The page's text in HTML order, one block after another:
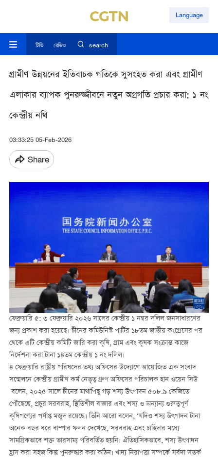
Language
টিভি রেডিও search
গ্রামীণ উন্নয়নের ইতিবাচক গতিকে সুসংহত করা এবং গ্রামীণ
এলাকার ব্যাপক পুনরুজ্জীবনে নতুন অগ্রগতি প্রচার করা: ১ নং
কেন্দ্রীয় নথি
03:33:25 05-Feb-2026
Share
ফেব্রুয়ারি ৫: ৩ ফেব্রুয়ারি ২০২৬ সালের কেন্দ্রীয় ১ নম্বর দলিল জনসাধারণের
জন্য প্রকাশ করা হয়েছে। চীনের কমিউনিস্ট পার্টির ১৮তম জাতীয় কংগ্রেসের পর
থেকে এটি কেন্দ্রীয় কমিটি জারি করা কৃষি, গ্রাম এবং কৃষক সংক্রান্ত কাজে
নির্দেশনা করা টানা ১৪তম কেন্দ্রীয় ১ নং দলিল।
৪ ফেব্রুয়ারি রাষ্ট্রীয় পরিষদের তথ্য অফিসের উদ্যোগে আয়োজিত এক সংবাদ
সম্মেলনে কেন্দ্রীয় গ্রামীণ কর্ম নেতৃত্ব গ্রুপ অফিসের পরিচালক হান ওয়েন সিউ
বলেন, ২০২৫ সালে চীনের মাথাপিছু গড় শস্য উৎপাদন ৫০৮.৯ কেজিতে
পৌঁছেছে, প্রচুর সরবরাহ, স্থিতিশীল বাজার এবং শস্য ও অন্যান্য গুরুত্বপূর্ণ
কৃষিপণ্যের পর্যাপ্ত মজুদ রয়েছে। তিনি আরো বলেন, ‘যদিও শস্য উৎপাদন টানা
অনেক বছর ধরে বাম্পার ফলন দেখেছে, সরবরাহ এবং চাহিদার মধ্যে
সামগ্রিকভাবে শক্ত ভারসাম্য পরিবর্তিত হয়নি। ঐতিহাসিকভাবে, শস্য উৎপাদন
হ্রাস করা সহজ কিন্তু পুনরুদ্ধার করা কঠিন। খাদ্য নিরাপত্তা সম্পর্কে সর্বদা সতর্ক